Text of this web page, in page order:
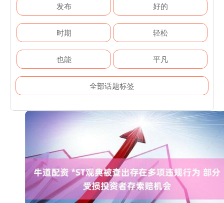
发布 好的
时期 轻松
也能 平凡
全部话题标签